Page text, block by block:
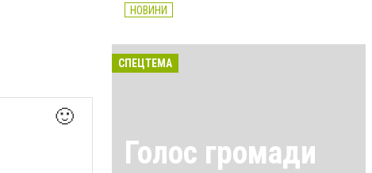
🙂
НОВИНИ
СПЕЦТЕМА
Голос громади